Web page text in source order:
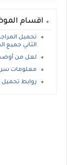
اقسام
تحميل
الثاني جميع
لعل من
معلومات
روابط تحميل